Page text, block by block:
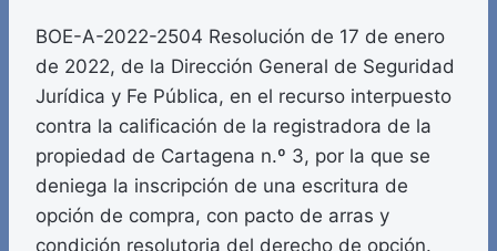
BOE-A-2022-2504 Resolución de 17 de enero
de 2022, de la Dirección General de Seguridad
Jurídica y Fe Pública, en el recurso interpuesto
contra la calificación de la registradora de la
propiedad de Cartagena n.º 3, por la que se
deniega la inscripción de una escritura de
opción de compra, con pacto de arras y
condición resolutoria del derecho de opción.